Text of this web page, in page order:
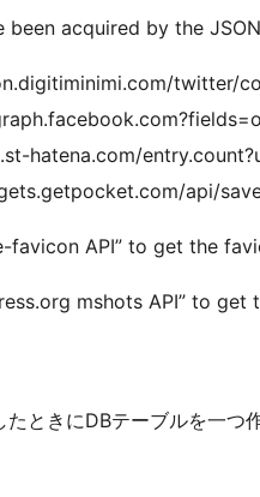
been acquired by the
twitter/
hatena.com/
api/
favicon API” to get the
mshots API” to
ときにDBテーブルを一つ